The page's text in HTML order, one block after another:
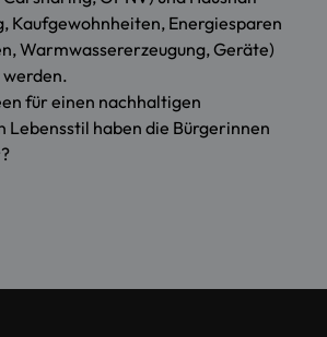
Kaufgewohnheiten, Energiesparen
Warmwassererzeugung, Geräte)
für einen nachhaltigen
Lebensstil haben die Bürgerinnen